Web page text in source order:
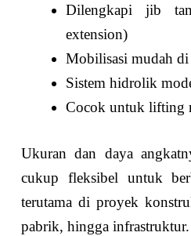
Dilengkapi jib
extension)
Mobilisasi mudah di
Sistem hidrolik
Cocok untuk lifting
Ukuran dan daya
cukup fleksibel untuk
terutama di proyek
pabrik, hingga infrastruktur.